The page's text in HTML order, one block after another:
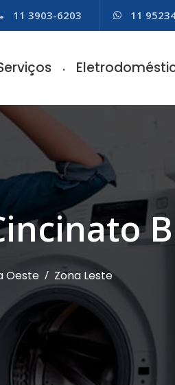
11 3903-6203 11
Oeste / Zona Leste